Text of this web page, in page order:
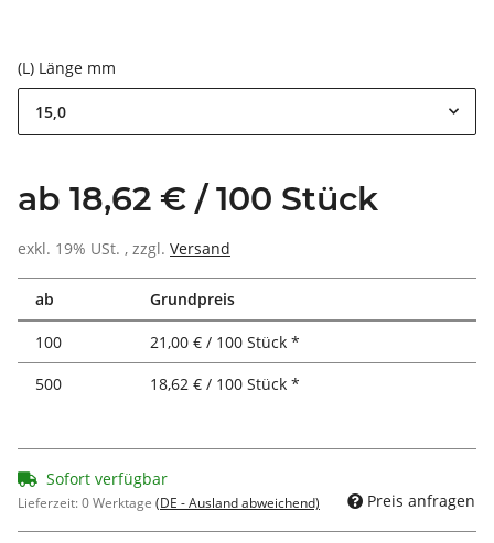
(L) Länge mm
15,0
ab 18,62 € / 100 Stück
exkl. 19% USt. , zzgl. Versand
ab Grundpreis
100
21,00 € / 100 Stück *
500
18,62 € / 100 Stück *
Sofort verfügbar
Lieferzeit:0 Werktage (DE - Ausland abweichend) Preis anfragen